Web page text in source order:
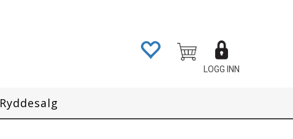
LOGG INN
Ryddesalg